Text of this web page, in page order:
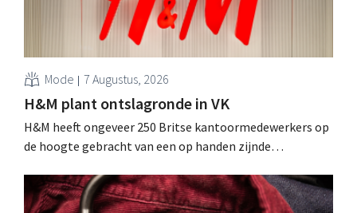
Mode 7 Augustus, 2026
H&M plant ontslagronde in VK
H&M heeft ongeveer 250 Britse kantoormedewerkers op
de hoogte gebracht van een op handen zijnde
sanering volgt op eerdere ingrepen in Nederland, België
en Spanje waarbij al honderden jobs verloren gingen.